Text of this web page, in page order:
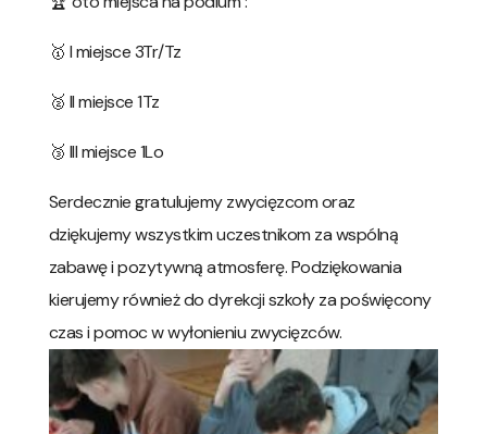
🥇 I miejsce 3Tr/Tz
🥈 II miejsce 1Tz
🥉 III miejsce 1Lo
Serdecznie gratulujemy zwycięzcom oraz
dziękujemy wszystkim uczestnikom za wspólną
zabawę i pozytywną atmosferę. Podziękowania
kierujemy również do dyrekcji szkoły za poświęcony
czas i pomoc w wyłonieniu zwycięzców.